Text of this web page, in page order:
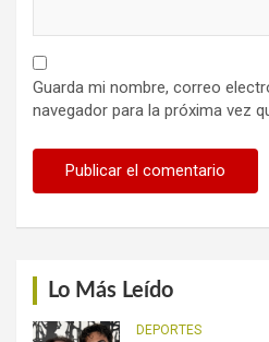
Guarda mi nombre, correo
navegador para la próxima vez
Lo Más Leído
DEPORTES